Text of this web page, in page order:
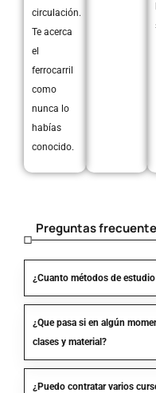
circulación.
Te acerca
el
ferrocarril
como
nunca lo
habías
conocido.
Preguntas
¿Cuanto métodos de
¿Que pasa si en algún
clases y material?
¿Puedo contratar varios